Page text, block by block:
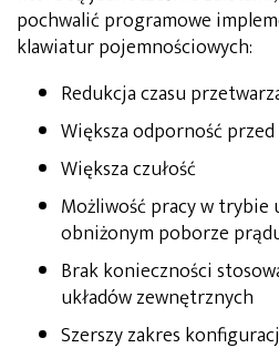
pochwalić programowe
klawiatur pojemnościowych:
Redukcja czasu
Większa odporność
Większa czułość
Możliwość pracy w trybie
obniżonym poborze
Brak konieczności
układów zewnętrznych
Szerszy zakres